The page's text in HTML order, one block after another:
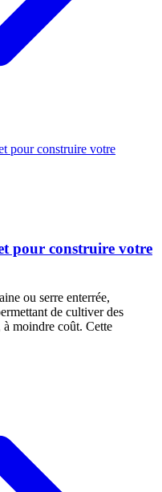
pour construire votre
ou serre enterrée,
de cultiver des
à moindre coût. Cette